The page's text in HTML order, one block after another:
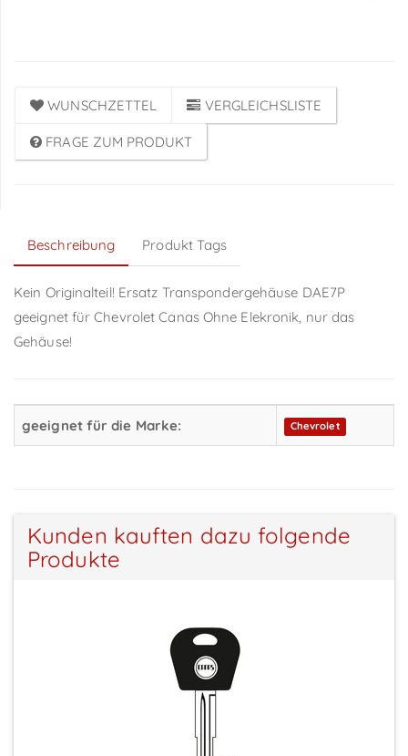
WUNSCHZETTEL VERGLEICHSLISTE
FRAGE ZUM PRODUKT
Beschreibung Produkt Tags
Kein Originalteil! Ersatz Transpondergehäuse DAE7P
geeignet für Chevrolet Canas Ohne Elekronik, nur das
Gehäuse!
geeignet für die Marke: Chevrolet
Kunden kauften dazu folgende
Produkte